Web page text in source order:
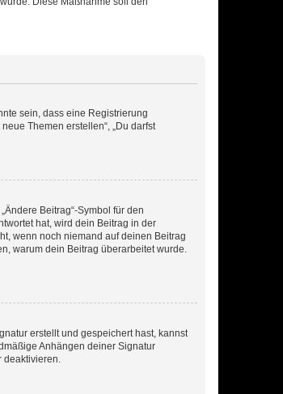
sein, dass eine Registrierung
Themen erstellen“, „Du darfst
Beitrag“-Symbol für den
hat, wird dein Beitrag in der
wenn noch niemand auf deinen Beitrag
warum dein Beitrag überarbeitet wurde.
erstellt und gespeichert hast, kannst
Anhängen deiner Signatur
deaktivieren.